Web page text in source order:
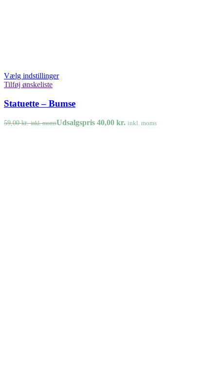
Vælg indstillinger
Tilføj ønskeliste
Statuette – Bumse
59,00kr. inkl. momsUdsalgspris 40,00 kr. inkl. moms